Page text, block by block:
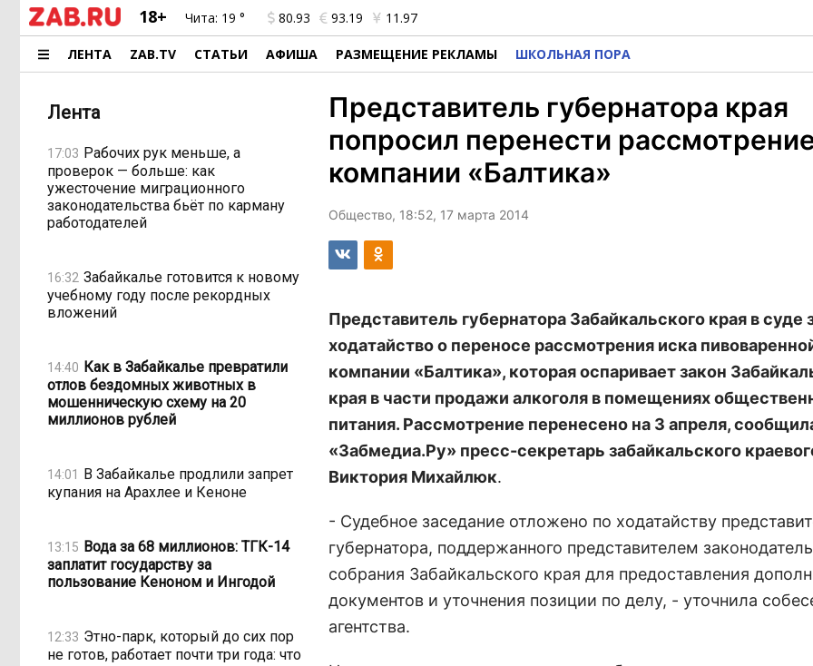
18+ Чита: 19 ° 80.93 93.19 11.97
ЛЕНТА ZAB.TV СТАТЬИ АФИША РАЗМЕЩЕНИЕ РЕКЛАМЫ ШКОЛЬНАЯ ПОРА
Лента
17:03 Рабочих рук меньше, а
проверок — больше: как
ужесточение миграционного
законодательства бьёт по карману
работодателей
16:32 Забайкалье готовится к новому
учебному году после рекордных
вложений
14:40 Как в Забайкалье превратили
отлов бездомных животных в
мошенническую схему на 20
миллионов рублей
14:01 В Забайкалье продлили запрет
купания на Арахлее и Кеноне
13:15 Вода за 68 миллионов: ТГК-14
заплатит государству за
пользование Кеноном и Ингодой
12:33 Этно-парк, который до сих пор
не готов, работает почти три года: что
Представитель губернатора края
попросил перенести
компании «Балтика»
Общество, 18:52, 17 марта 2014
Представитель губернатора Забайкальского края в суде
ходатайство о переносе рассмотрения иска
компании «Балтика», которая оспаривает закон
края в части продажи алкоголя в помещениях
питания. Рассмотрение перенесено на 3 апреля,
«Забмедиа.Ру» пресс-секретарь забайкальского
Виктория Михайлюк.
- Судебное заседание отложено по ходатайству
губернатора, поддержанного представителем
собрания Забайкальского края для предоставления
документов и уточнения позиции по делу, - уточнила
агентства.